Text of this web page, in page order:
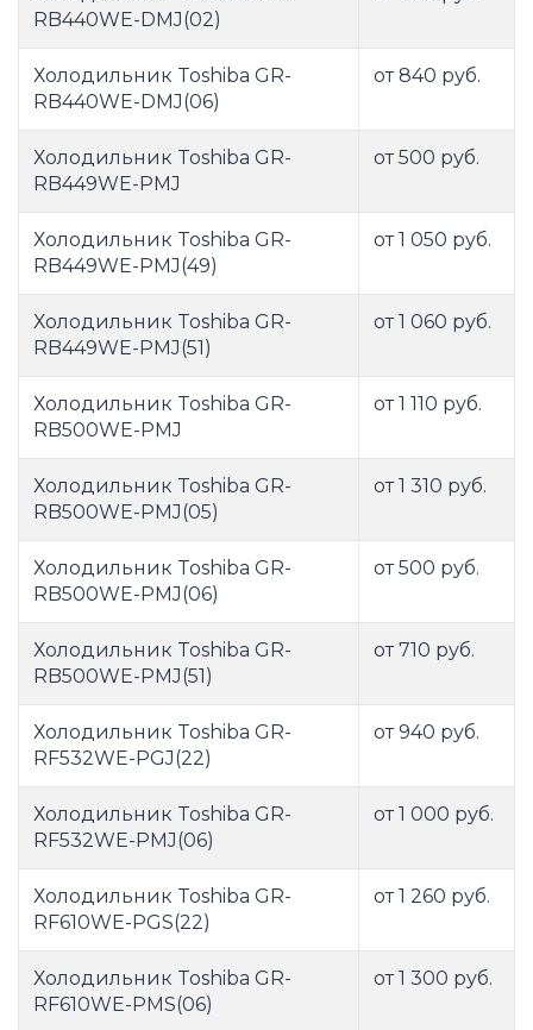
RB440WE-DMJ(02)
Холодильник Toshiba GR-
RB440WE-DMJ(06)
от 840 руб.
Холодильник Toshiba GR-
RB449WE-PMJ
от 500 руб.
Холодильник Toshiba GR-
RB449WE-PMJ(49)
от 1 050 руб.
Холодильник Toshiba GR-
RB449WE-PMJ(51)
от 1 060 руб.
Холодильник Toshiba GR-
RB500WE-PMJ
от 1 110 руб.
Холодильник Toshiba GR-
RB500WE-PMJ(05)
от 1 310 руб.
Холодильник Toshiba GR-
RB500WE-PMJ(06)
от 500 руб.
Холодильник Toshiba GR-
RB500WE-PMJ(51)
от 710 руб.
Холодильник Toshiba GR-
RF532WE-PGJ(22)
от 940 руб.
Холодильник Toshiba GR-
RF532WE-PMJ(06)
от 1 000 руб.
Холодильник Toshiba GR-
RF610WE-PGS(22)
от 1 260 руб.
Холодильник Toshiba GR-
RF610WE-PMS(06)
от 1 300 руб.